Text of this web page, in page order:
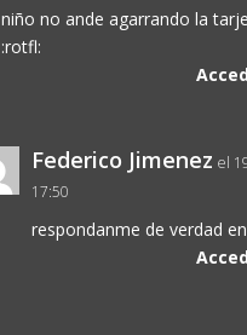
niño no ande agarrando la
:rotfl:
Federico Jimenez el
17:50
respondanme de verdad